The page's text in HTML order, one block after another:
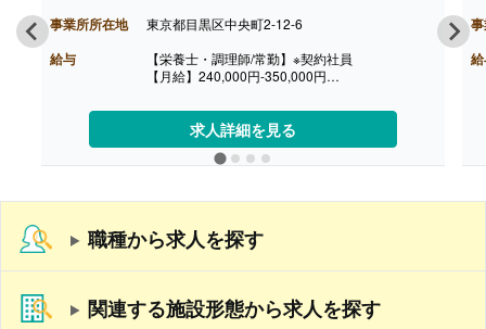
事業所所在地 東京都目黒区中央町2-12-6
給与
【栄養士・調理師/常勤】※契約社員
【月給】240,000円-350,000円
※雇用形態は契約社員（賞与有）または正社員に
なります。
※モデル年収
・管理栄養士・栄養士で未経験の場合
・調理師病院調理経験3年程度の場合
ご面接を通して雇用形態を検討します。
【賞与】年2回（1.0-2.0ヶ月分 ※前年度実績、
経験による）
【昇給】あり（年1回）
【退職金】あり※勤続10年以上
求人詳細を見る
職種から求人を探す
関連する施設形態から求人を探す